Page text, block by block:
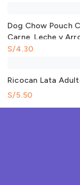
Dog Chow Pouch
Carne, Leche y
S/4.30
Ricocan Lata
S/5.50